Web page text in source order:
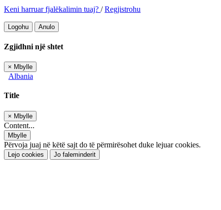
Keni harruar fjalëkalimin tuaj? /Regjistrohu
Logohu Anulo
Zgjidhni një shtet
× Mbylle
Albania
Title
× Mbylle
Content...
Mbylle
Përvoja juaj në këtë sajt do të përmirësohet duke lejuar cookies.
Lejo cookies Jo faleminderit